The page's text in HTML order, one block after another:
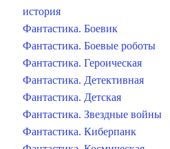
история
Фантастика. Боевик
Фантастика. Боевые роботы
Фантастика. Героическая
Фантастика. Детективная
Фантастика. Детская
Фантастика. Звездные войны
Фантастика. Киберпанк